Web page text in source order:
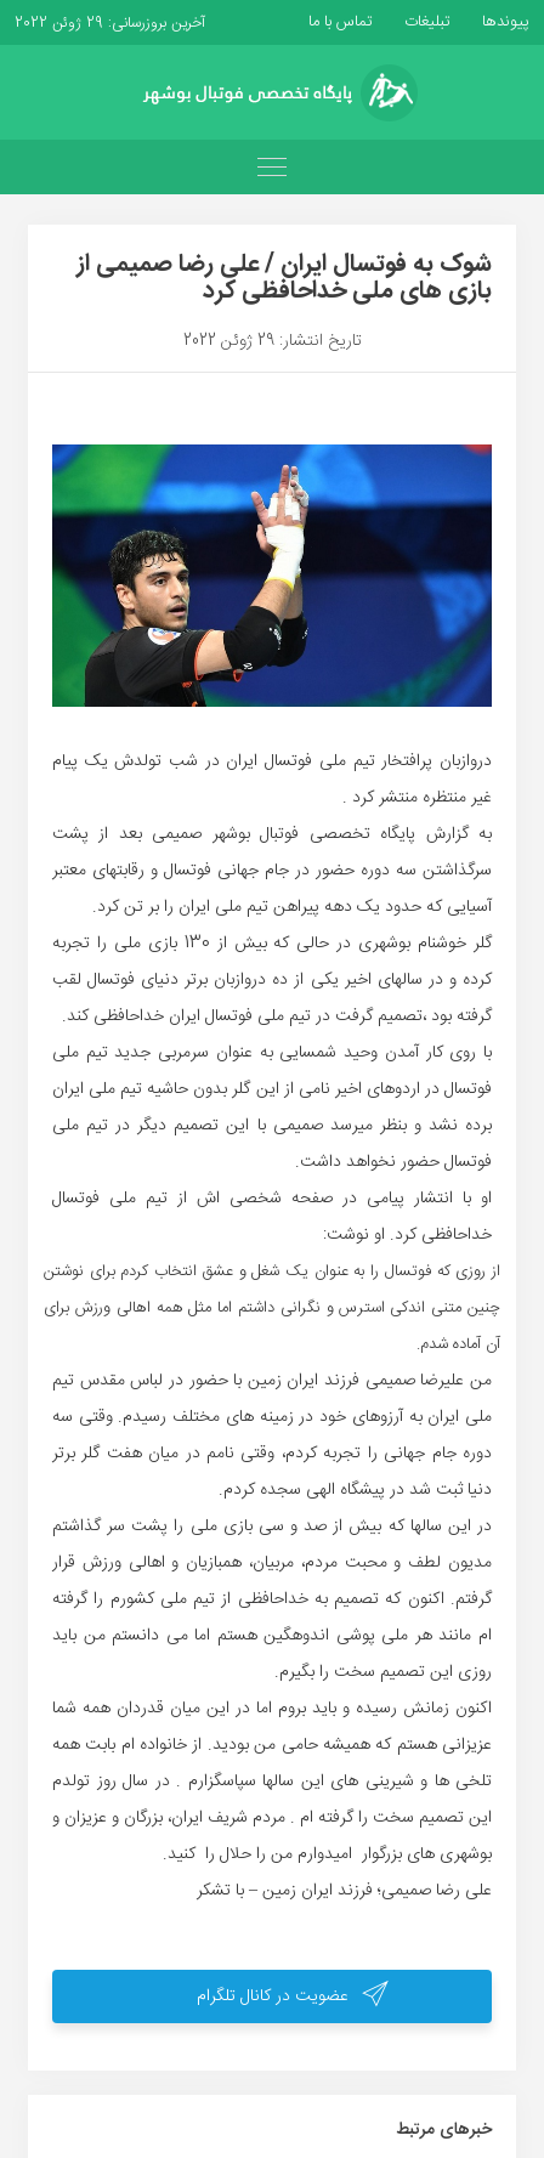
پیوندها تبلیغات تماس با ما آخرین بروزرسانی: 29 ژوئن 2022
شوک به فوتسال ایران / علی رضا صمیمی از
بازی های ملی خداحافظی کرد
تاریخ انتشار: 29 ژوئن 2022
دروازبان پرافتخار تیم ملی فوتسال ایران در شب تولدش یک پیام
غیر منتظره منتشر کرد .
به گزارش پایگاه تخصصی فوتبال بوشهر صمیمی بعد از پشت
سرگذاشتن سه دوره حضور در جام جهانی فوتسال و رقابتهای معتبر
آسیایی که حدود یک دهه پیراهن تیم ملی ایران را بر تن کرد.
گلر خوشنام بوشهری در حالی که بیش از 130 بازی ملی را تجربه
کرده و در سالهای اخیر یکی از ده دروازبان برتر دنیای فوتسال لقب
گرفته بود ،تصمیم گرفت در تیم ملی فوتسال ایران خداحافظی کند.
با روی کار آمدن وحید شمسایی به عنوان سرمربی جدید تیم ملی
فوتسال در اردوهای اخیر نامی از این گلر بدون حاشیه تیم ملی ایران
برده نشد و بنظر میرسد صمیمی با این تصمیم دیگر در تیم ملی
فوتسال حضور نخواهد داشت.
او با انتشار پیامی در صفحه شخصی اش از تیم ملی فوتسال
خداحافظی کرد. او نوشت:
از روزی که فوتسال را به عنوان یک شغل و عشق انتخاب کردم برای نوشتن
چنین متنی اندکی استرس و نگرانی داشتم اما مثل همه اهالی ورزش برای
آن آماده شدم.
من علیرضا صمیمی فرزند ایران زمین با حضور در لباس مقدس تیم
ملی ایران به آرزوهای خود در زمینه های مختلف رسیدم. وقتی سه
دوره جام جهانی را تجربه کردم، وقتی نامم در میان هفت گلر برتر
دنیا ثبت شد در پیشگاه الهی سجده کردم.
در این سالها که بیش از صد و سی بازی ملی را پشت سر گذاشتم
مدیون لطف و محبت مردم، مربیان، همبازیان و اهالی ورزش قرار
گرفتم. اکنون که تصمیم به خداحافظی از تیم ملی کشورم را گرفته
ام مانند هر ملی پوشی اندوهگین هستم اما می دانستم من باید
روزی این تصمیم سخت را بگیرم.
اکنون زمانش رسیده و باید بروم اما در این میان قدردان همه شما
عزیزانی هستم که همیشه حامی من بودید. از خانواده ام بابت همه
تلخی ها و شیرینی های این سالها سپاسگزارم . در سال روز تولدم
این تصمیم سخت را گرفته ام . مردم شریف ایران، بزرگان و عزیزان و
بوشهری های بزرگوار امیدوارم من را حلال را کنید.
علی رضا صمیمی؛ فرزند ایران زمین – با تشکر
عضویت در کانال تلگرام
خبر‌های مرتبط